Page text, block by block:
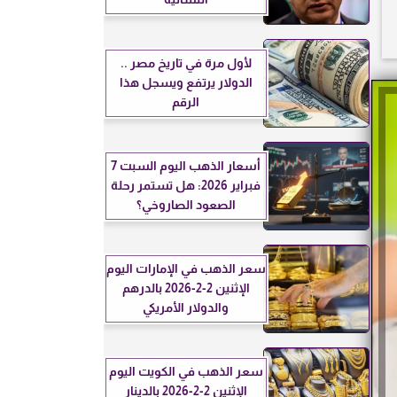
لأول مرة في تاريخ مصر ..
الدولار يرتفع ويسجل هذا
الرقم
أسعار الذهب اليوم السبت 7
فبراير 2026: هل تستمر رحلة
الصعود الصاروخي؟
سعر الذهب في الإمارات اليوم
الإثنين 2-2-2026 بالدرهم
والدولار الأمريكي
سعر الذهب في الكويت اليوم
الإثنين 2-2-2026 بالدينار